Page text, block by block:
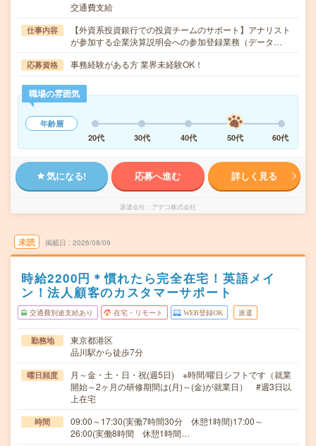
交通費支給
仕事内容
【外資系投資銀行での投資チームのサポート】アナリスト
が参加する企業決算説明会への参加登録業務（データ…
応募資格 事務経験がある方 業界未経験OK！
職場の雰囲気
年齢層
20代
30代 40代 50代 60代
気になる! 応募へ進む 詳しく見る
派遣会社 アデコ株式会社
未読 掲載日 2026/08/09
時給2200円＊慣れたら完全在宅！英語メイ
ン！法人顧客のカスタマーサポート
交通費別途支給あり 在宅・リモート WEB登録OK 派遣
勤務地
東京都港区
品川駅から徒歩7分
曜日頻度
月～金・土・日・祝(週5日) ※時間/曜日シフトです（就業
開始～2ヶ月の研修期間は(月)～(金)が就業日） #週3日以
上在宅
時間
09:00～17:30(実働7時間30分 休憩1時間)17:00～
26:00(実働8時間 休憩1時間…